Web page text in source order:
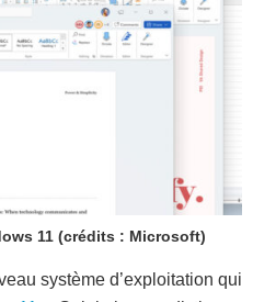
11 (crédits : Microsoft)
système d’exploitation qui